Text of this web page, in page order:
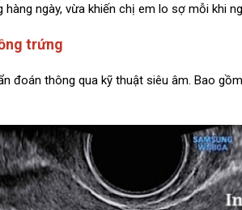
ngày, vừa khiến chị em lo sợ mỗi khi
trứng
đoán thông qua kỹ thuật siêu âm. Bao